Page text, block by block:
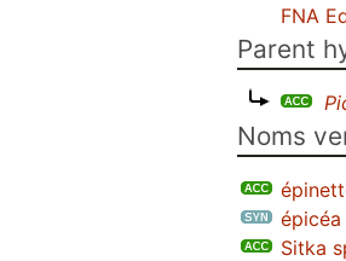
FNA
Parent
Noms
Sitka